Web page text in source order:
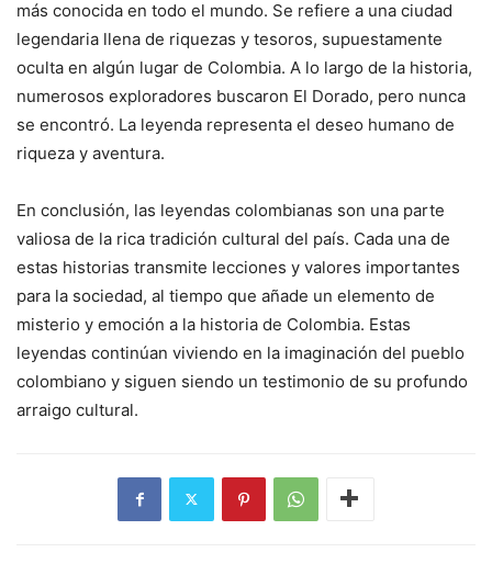
más conocida en todo el mundo. Se refiere a una ciudad
legendaria llena de riquezas y tesoros, supuestamente
oculta en algún lugar de Colombia. A lo largo de la historia,
numerosos exploradores buscaron El Dorado, pero nunca
se encontró. La leyenda representa el deseo humano de
riqueza y aventura.
En conclusión, las leyendas colombianas son una parte
valiosa de la rica tradición cultural del país. Cada una de
estas historias transmite lecciones y valores importantes
para la sociedad, al tiempo que añade un elemento de
misterio y emoción a la historia de Colombia. Estas
leyendas continúan viviendo en la imaginación del pueblo
colombiano y siguen siendo un testimonio de su profundo
arraigo cultural.